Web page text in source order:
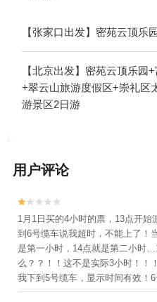
【张家口出发】密苑云顶乐
【北京出发】密苑云顶乐园
+翠云山旅游度假区+崇礼区
游景区2日游
用户评论


1月1日买的4小时的票，13点开始
到6号缆车说我超时，不能上了！
是第一小时，14点就是第二小时
么？？！！这不是实际3小时！！
我下到5号缆车，显示时间有效！